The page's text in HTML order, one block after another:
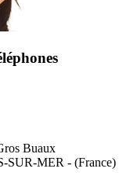
Buaux
SUR-MER - (France)